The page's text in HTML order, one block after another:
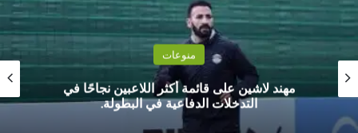
منوعات
مهند لاشين على قائمة أكثر اللاعبين نجاحًا في
التدخلات الدفاعية في البطولة.